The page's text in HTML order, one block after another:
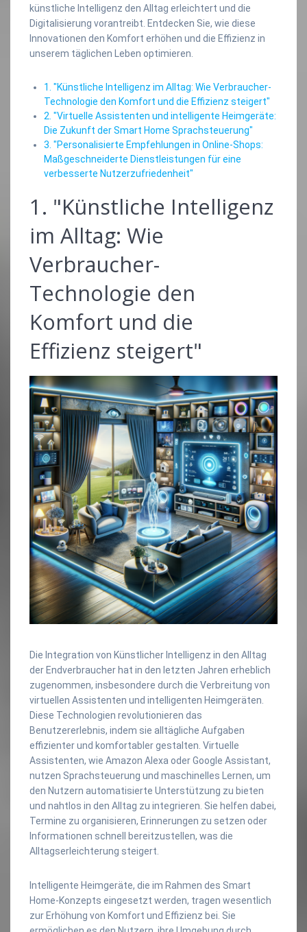
künstliche Intelligenz den Alltag erleichtert und die
Digitalisierung vorantreibt. Entdecken Sie, wie diese
Innovationen den Komfort erhöhen und die Effizienz in
unserem täglichen Leben optimieren.
1. "Künstliche Intelligenz im Alltag: Wie Verbraucher-
Technologie den Komfort und die Effizienz steigert"
2. "Virtuelle Assistenten und intelligente Heimgeräte:
Die Zukunft der Smart Home Sprachsteuerung"
3. "Personalisierte Empfehlungen in Online-Shops:
Maßgeschneiderte Dienstleistungen für eine
verbesserte Nutzerzufriedenheit"
1. "Künstliche Intelligenz
im Alltag: Wie
Verbraucher-
Technologie den
Komfort und die
Effizienz steigert"
Die Integration von Künstlicher Intelligenz in den Alltag
der Endverbraucher hat in den letzten Jahren erheblich
zugenommen, insbesondere durch die Verbreitung von
virtuellen Assistenten und intelligenten Heimgeräten.
Diese Technologien revolutionieren das
Benutzererlebnis, indem sie alltägliche Aufgaben
effizienter und komfortabler gestalten. Virtuelle
Assistenten, wie Amazon Alexa oder Google Assistant,
nutzen Sprachsteuerung und maschinelles Lernen, um
den Nutzern automatisierte Unterstützung zu bieten
und nahtlos in den Alltag zu integrieren. Sie helfen dabei,
Termine zu organisieren, Erinnerungen zu setzen oder
Informationen schnell bereitzustellen, was die
Alltagserleichterung steigert.
Intelligente Heimgeräte, die im Rahmen des Smart
Home-Konzepts eingesetzt werden, tragen wesentlich
zur Erhöhung von Komfort und Effizienz bei. Sie